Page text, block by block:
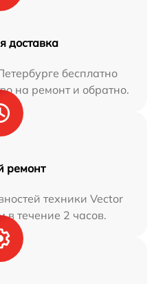
доставка
бесплатно
на ремонт и обратно.
ремонт
техники Vector
в течение 2 часов.